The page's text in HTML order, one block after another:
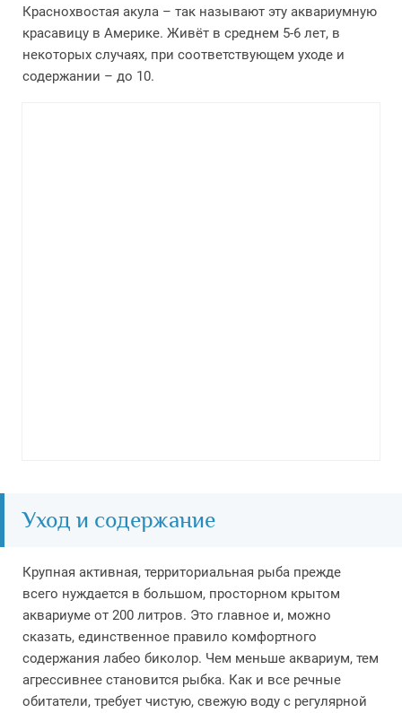
Краснохвостая акула – так называют эту аквариумную
красавицу в Америке. Живёт в среднем 5-6 лет, в
некоторых случаях, при соответствующем уходе и
содержании – до 10.
Уход и содержание
Крупная активная, территориальная рыба прежде
всего нуждается в большом, просторном крытом
аквариуме от 200 литров. Это главное и, можно
сказать, единственное правило комфортного
содержания лабео биколор. Чем меньше аквариум, тем
агрессивнее становится рыбка. Как и все речные
обитатели, требует чистую, свежую воду с регулярной